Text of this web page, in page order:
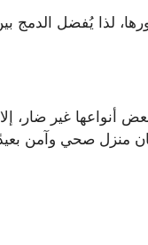
لذا يُفضل الدمج
غير ضار،
منزل صحي وآمن